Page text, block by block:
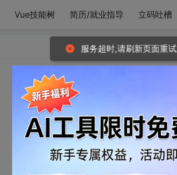
Vue技能树 简历/就业指导 立码吐槽
服务超时,请刷新页面重试